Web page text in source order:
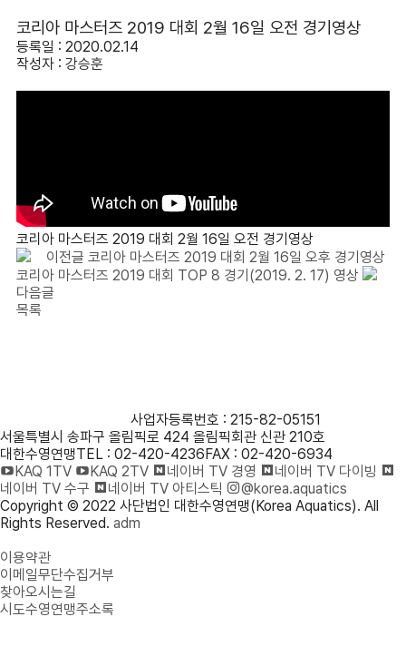
코리아 마스터즈 2019 대회 2월 16일 오전 경기영상
등록일 : 2020.02.14
작성자 : 강승훈
코리아 마스터즈 2019 대회 2월 16일 오전 경기영상
이전글 코리아 마스터즈 2019 대회 2월 16일 오후 경기영상
코리아 마스터즈 2019 대회 TOP 8 경기(2019. 2. 17) 영상
다음글
목록
사업자등록번호 : 215-82-05151
서울특별시 송파구 올림픽로 424 올림픽회관 신관 210호
대한수영연맹TEL : 02-420-4236FAX : 02-420-6934
KAQ 1TV
KAQ 2TV 네이버 TV 경영
네이버 TV 다이빙
네이버 TV 수구
네이버 TV 아티스틱
@korea.aquatics
Copyright © 2022 사단법인 대한수영연맹(Korea Aquatics). All
Rights Reserved. adm
이용약관
이메일무단수집거부
찾아오시는길
시도수영연맹주소록